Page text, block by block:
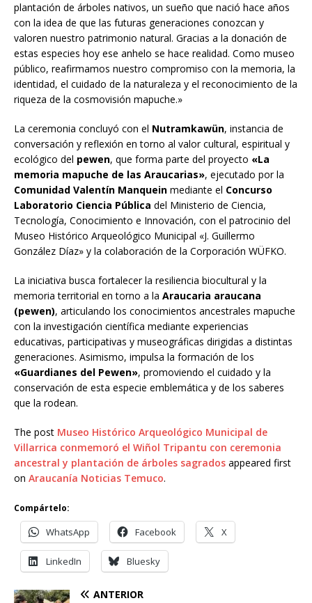
plantación de árboles nativos, un sueño que nació hace años
con la idea de que las futuras generaciones conozcan y
valoren nuestro patrimonio natural. Gracias a la donación de
estas especies hoy ese anhelo se hace realidad. Como museo
público, reafirmamos nuestro compromiso con la memoria, la
identidad, el cuidado de la naturaleza y el reconocimiento de la
riqueza de la cosmovisión mapuche.»
La ceremonia concluyó con el Nutramkawün, instancia de
conversación y reflexión en torno al valor cultural, espiritual y
ecológico del pewen, que forma parte del proyecto «La
memoria mapuche de las Araucarias», ejecutado por la
Comunidad Valentín Manquein mediante el Concurso
Laboratorio Ciencia Pública del Ministerio de Ciencia,
Tecnología, Conocimiento e Innovación, con el patrocinio del
Museo Histórico Arqueológico Municipal «J. Guillermo
González Díaz» y la colaboración de la Corporación WÜFKO.
La iniciativa busca fortalecer la resiliencia biocultural y la
memoria territorial en torno a la Araucaria araucana
(pewen), articulando los conocimientos ancestrales mapuche
con la investigación científica mediante experiencias
educativas, participativas y museográficas dirigidas a distintas
generaciones. Asimismo, impulsa la formación de los
«Guardianes del Pewen», promoviendo el cuidado y la
conservación de esta especie emblemática y de los saberes
que la rodean.
The post Museo Histórico Arqueológico Municipal de
Villarrica conmemoró el Wiñol Tripantu con ceremonia
ancestral y plantación de árboles sagrados appeared first
on Araucanía Noticias Temuco.
Compártelo:
WhatsApp Facebook X
LinkedIn Bluesky
ANTERIOR